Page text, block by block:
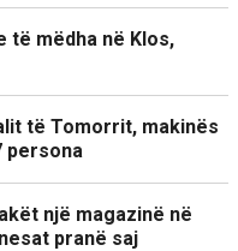
të mëdha në Klos,
të Tomorrit, makinës
persona
një magazinë në
pranë saj